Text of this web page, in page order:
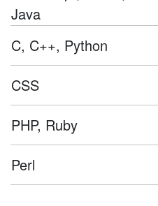
Java
C, C++, Python
CSS
PHP, Ruby
Perl